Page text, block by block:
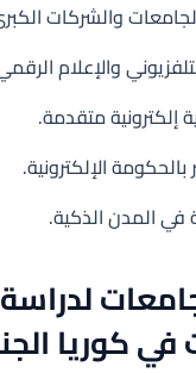
والشركات
والإعلام
إلكترونية متقدمة.
الإلكترونية.
في المدن الذكية.
لدراسة
في كوريا